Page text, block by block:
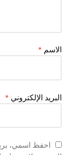
الاسم *
البريد الإلكتروني *
احفظ اسمي،